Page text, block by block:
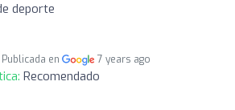
deporte
Publicada en 7 years ago
Recomendado